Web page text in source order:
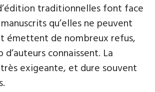
traditionnelles font face
qu’elles ne peuvent
émettent de nombreux refus,
connaissent. La
exigeante, et dure souvent